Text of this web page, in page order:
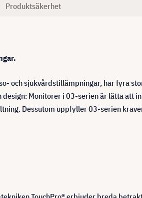
Produktsäkerhet
och sjukvårdstillämpningar, har fyra
Monitorer i 03-serien är lätta att
Dessutom uppfyller 03-serien